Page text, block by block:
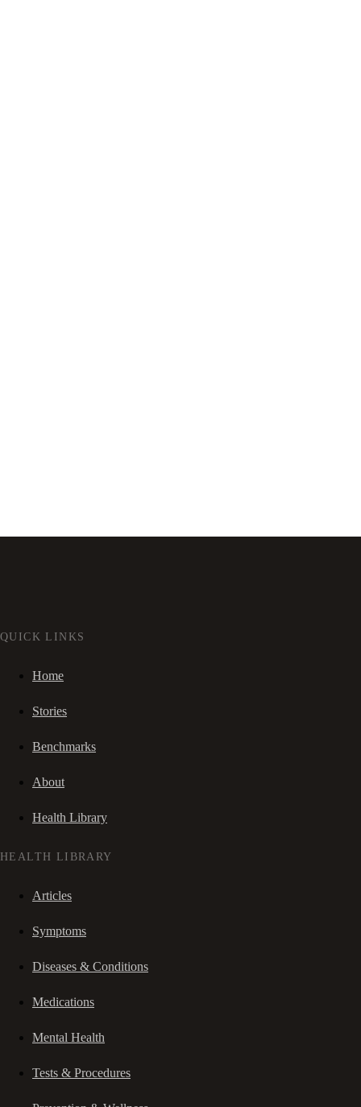
QUICK LINKS
Home
Stories
Benchmarks
About
Health Library
HEALTH LIBRARY
Articles
Symptoms
Diseases & Conditions
Medications
Mental Health
Tests & Procedures